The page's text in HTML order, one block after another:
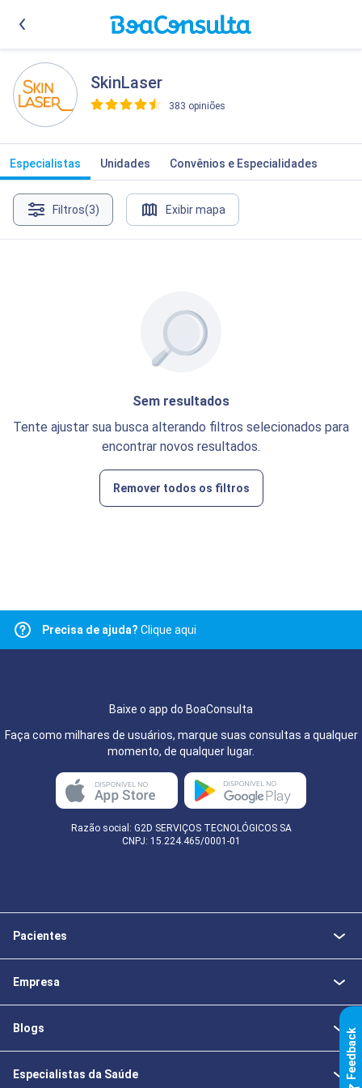
SkinLaser
383 opiniões
Especialistas Unidades Convênios e Especialidades
Filtros(3) Exibir mapa
Sem resultados
Tente ajustar sua busca alterando filtros selecionados para
encontrar novos resultados.
Remover todos os filtros
Precisa de ajuda? Clique aqui
Baixe o app do BoaConsulta
Faça como milhares de usuários, marque suas consultas a qualquer
momento, de qualquer lugar.
Razão social: G2D SERVIÇOS TECNOLÓGICOS SA
CNPJ: 15.224.465/0001-01
Pacientes
Empresa
Blogs
Especialistas da Saúde k